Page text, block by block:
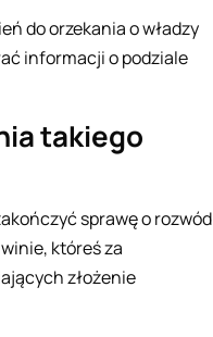
do orzekania o władzy
informacji o podziale
takiego
sprawę o rozwód
któreś za
złożenie